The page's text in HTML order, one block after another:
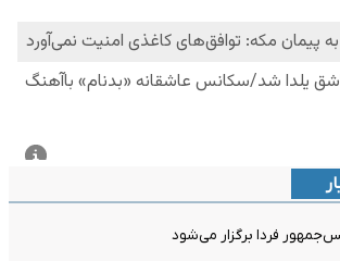
فردا برگزار می‌شود